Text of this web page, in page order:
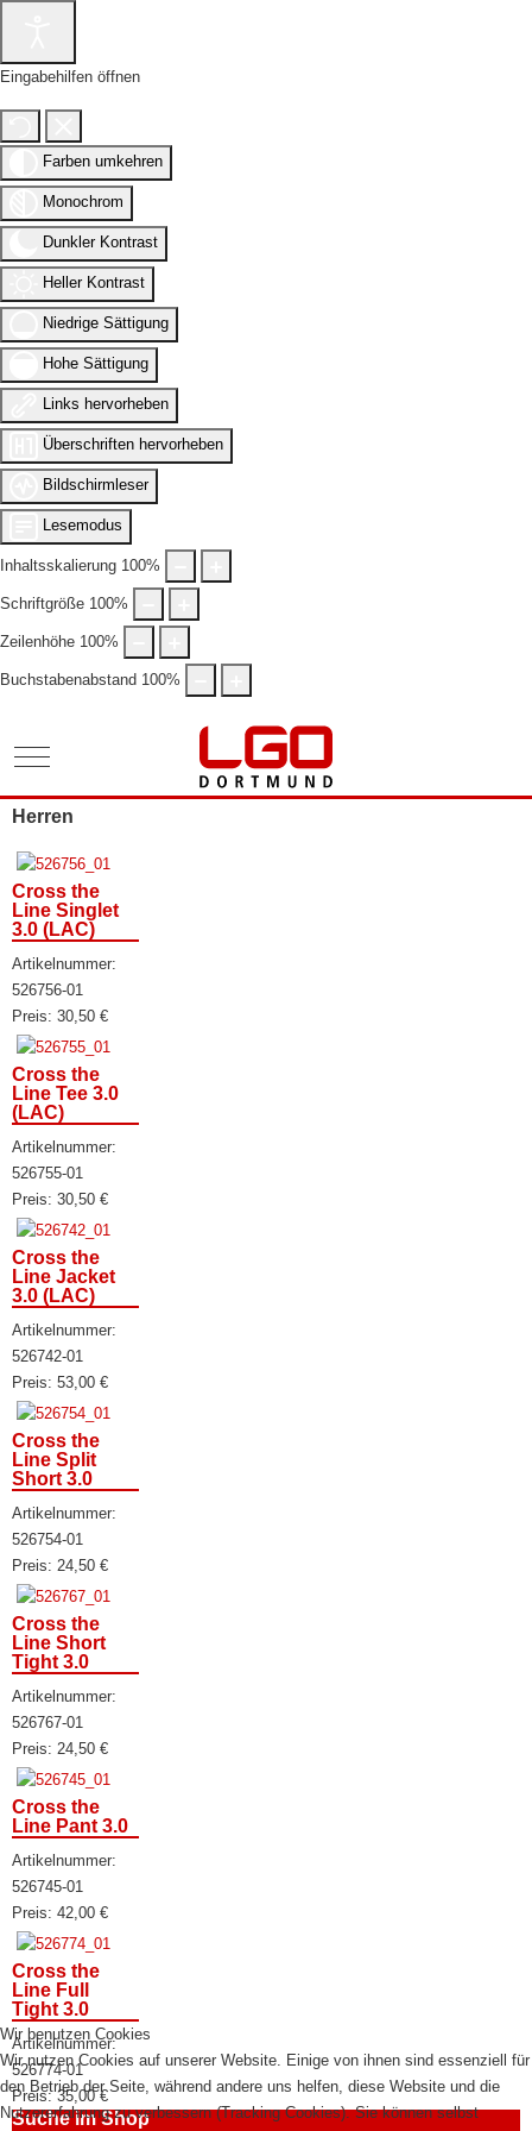
Eingabehilfen öffnen
Farben umkehren
Monochrom
Dunkler Kontrast
Heller Kontrast
Niedrige Sättigung
Hohe Sättigung
Links hervorheben
Überschriften hervorheben
Bildschirmleser
Lesemodus
Inhaltsskalierung 100%
Schriftgröße 100%
Zeilenhöhe 100%
Buchstabenabstand 100%
Mobile Menu Toggle
Herren
Cross the
Line Singlet
3.0 (LAC)
Artikelnummer:
526756-01
Preis: 30,50 €
Cross the
Line Tee 3.0
(LAC)
Artikelnummer:
526755-01
Preis: 30,50 €
Cross the
Line Jacket
3.0 (LAC)
Artikelnummer:
526742-01
Preis: 53,00 €
Cross the
Line Split
Short 3.0
Artikelnummer:
526754-01
Preis: 24,50 €
Cross the
Line Short
Tight 3.0
Artikelnummer:
526767-01
Preis: 24,50 €
Cross the
Line Pant 3.0
Artikelnummer:
526745-01
Preis: 42,00 €
Cross the
Line Full
Tight 3.0
Artikelnummer:
526774-01
Preis:35,00 €
Suche im Shop
Wir benutzen Cookies
Wir nutzen Cookies auf unserer Website. Einige von ihnen sind essenziell für
den Betrieb der Seite, während andere uns helfen, diese Website und die
Nutzererfahrung zu verbessern (Tracking Cookies). Sie können selbst